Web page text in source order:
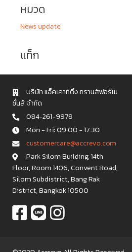
หมวด
News update
แท็ก
บริษัท แอ็คเคาท์ติ้ง ทรานส์ฟอร์เม
ชั่นส์ จำกัด
084-261-9978
Mon - Fri: 09.00 - 17.30
c u s t o m e r c a r e @ a c c r e v o . c o m
Park Silom Building, 14th
Floor, Room 1406, Convent Road,
Silom Subdistrict, Bang Rak
District, Bangkok 10500